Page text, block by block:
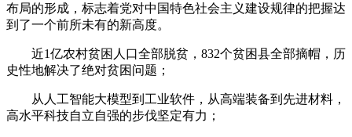
布局的形成，标志着党对中国特色社会主义建设规律的把握达
到了一个前所未有的新高度。
近1亿农村贫困人口全部脱贫，832个贫困县全部摘帽，历
史性地解决了绝对贫困问题；
从人工智能大模型到工业软件，从高端装备到先进材料，
高水平科技自立自强的步伐坚定有力；